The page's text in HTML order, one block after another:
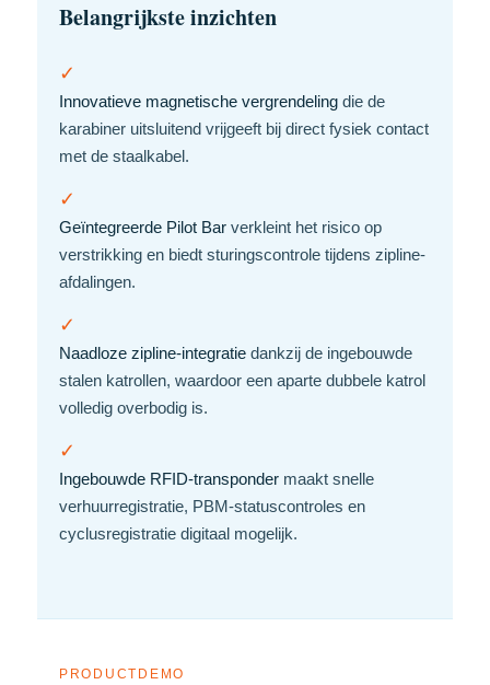
Belangrijkste inzichten
✓
Innovatieve magnetische vergrendeling die de
karabiner uitsluitend vrijgeeft bij direct fysiek contact
met de staalkabel.
✓
Geïntegreerde Pilot Bar verkleint het risico op
verstrikking en biedt sturingscontrole tijdens zipline-
afdalingen.
✓
Naadloze zipline-integratie dankzij de ingebouwde
stalen katrollen, waardoor een aparte dubbele katrol
volledig overbodig is.
✓
Ingebouwde RFID-transponder maakt snelle
verhuurregistratie, PBM-statuscontroles en
cyclusregistratie digitaal mogelijk.
PRODUCTDEMO